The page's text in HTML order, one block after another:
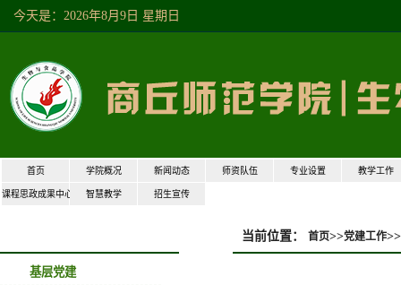
今天是：2026年8月9日 星期日
首页 学院概况 新闻动态 师资队伍 专业设置 教学工作
课程思政成果中心 智慧教学 招生宣传
基层党建
当前位置： 首页>>党建工作>>